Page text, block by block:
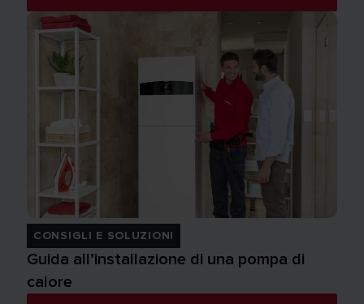
CONSIGLI E SOLUZIONI
Guida all’installazione di una pompa di
calore